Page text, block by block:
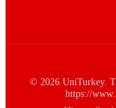
© 2026 UniTurkey.
https://